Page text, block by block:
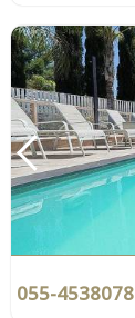
055-4538078